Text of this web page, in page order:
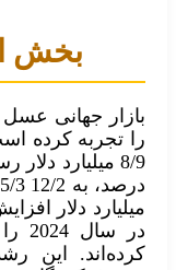
بازار جهانی
میلیارد دلار
کرده‌اند. این